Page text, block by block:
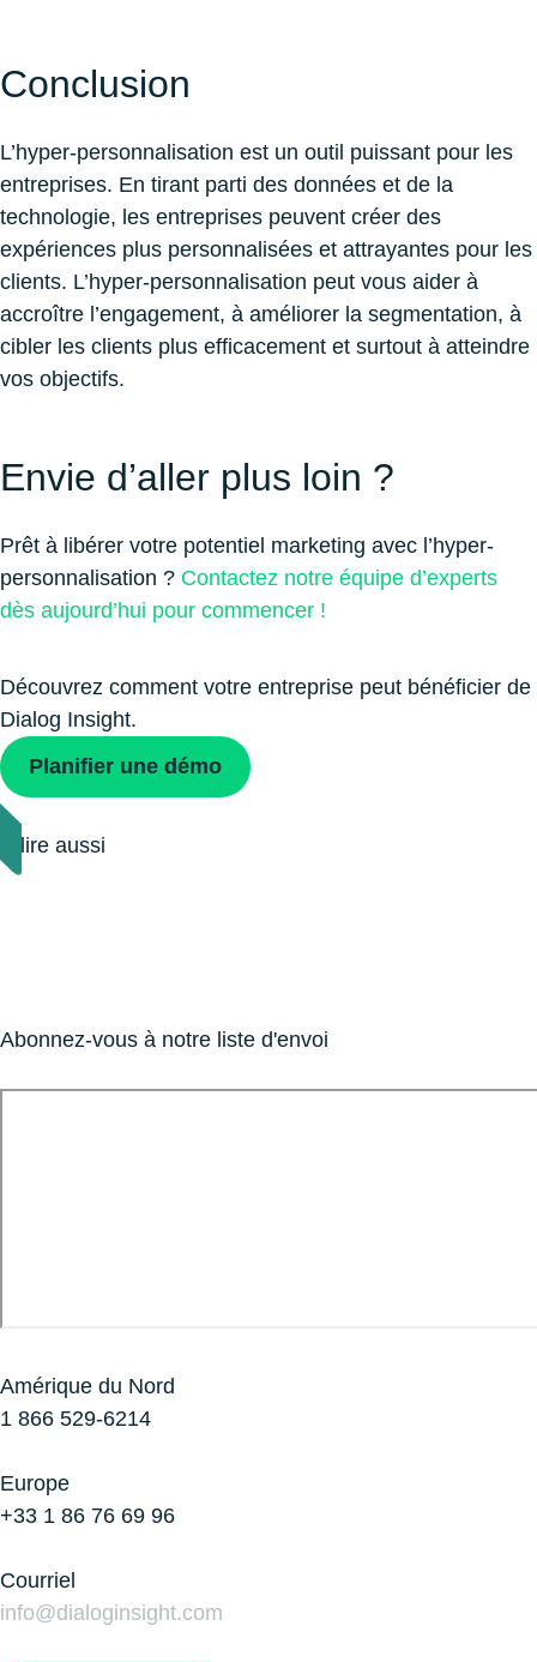
Conclusion
L’hyper-personnalisation est un outil puissant pour les
entreprises. En tirant parti des données et de la
technologie, les entreprises peuvent créer des
expériences plus personnalisées et attrayantes pour les
clients. L’hyper-personnalisation peut vous aider à
accroître l’engagement, à améliorer la segmentation, à
cibler les clients plus efficacement et surtout à atteindre
vos objectifs.
Envie d’aller plus loin ?
Prêt à libérer votre potentiel marketing avec l’hyper-
personnalisation ? Contactez notre équipe d’experts
dès aujourd’hui pour commencer !
Découvrez comment votre entreprise peut bénéficier de
Dialog Insight.
Planiﬁer une démo
À lire aussi
Abonnez-vous à notre liste d'envoi
Amérique du Nord
1 866 529-6214
Europe
+33 1 86 76 69 96
Courriel
info@dialoginsight.com